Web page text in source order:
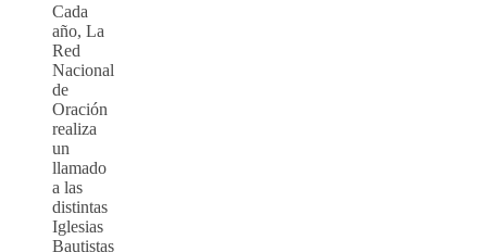
Cada
año, La
Red
Nacional
de
Oración
realiza
un
llamado
a las
distintas
Iglesias
Bautistas